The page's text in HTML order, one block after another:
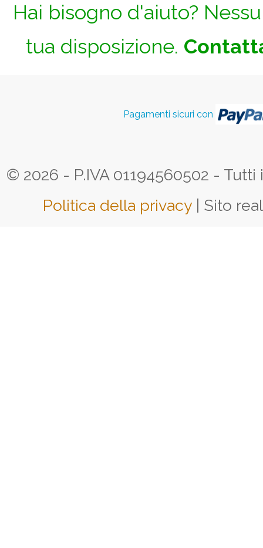
Hai bisogno d'aiuto?
tua disposizione.
Pagamenti sicuri con
© 2026 - P.IVA 01194560502 -
Politica della privacy | Sito